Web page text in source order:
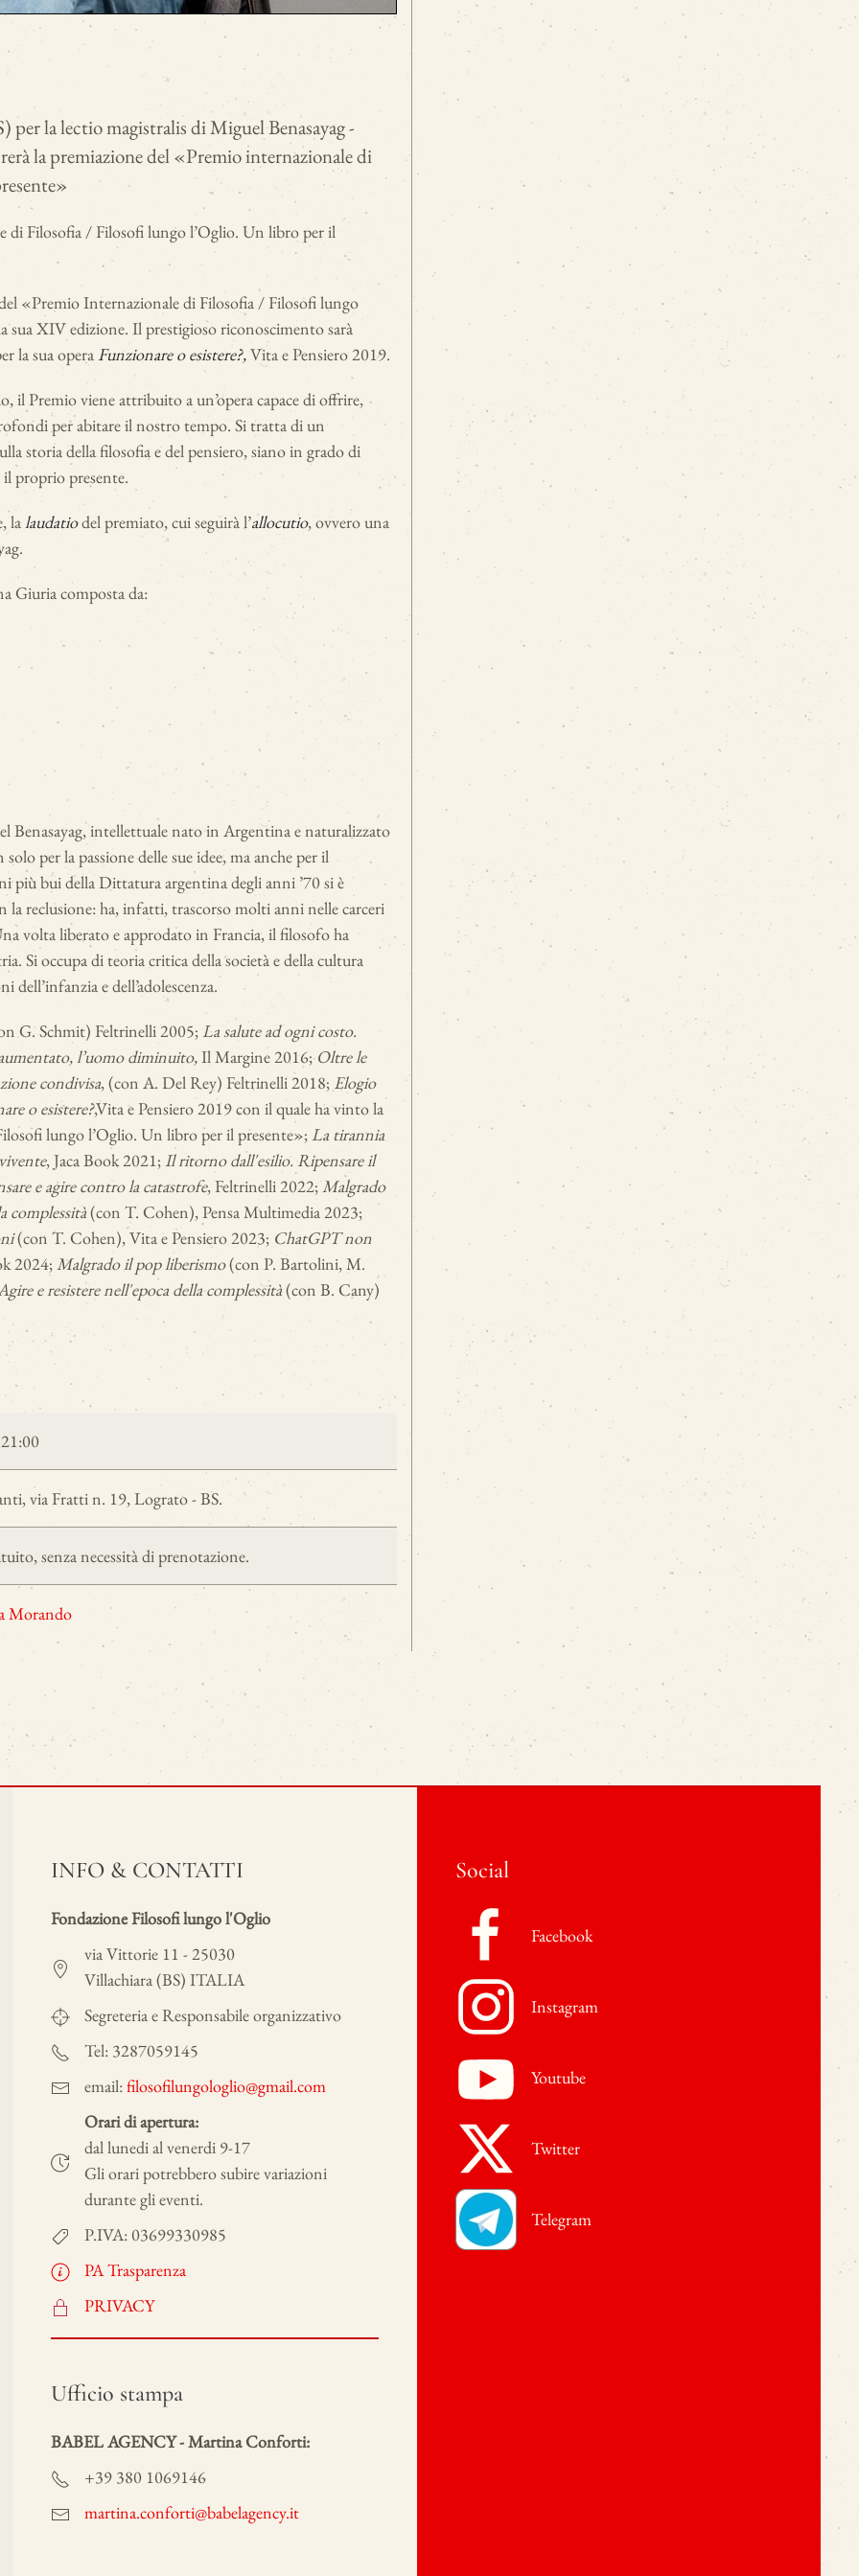
per la lectio magistralis di Miguel Benasayag -
la premiazione del «Premio internazionale di
Filosofia / Filosofi lungo l’Oglio. Un libro per il
«Premio Internazionale di Filosofia / Filosofi lungo
sua XIV edizione. Il prestigioso riconoscimento sarà
la sua opera Funzionare o esistere?,Vita e Pensiero 2019.
il Premio viene attribuito a un’opera capace di offrire,
per abitare il nostro tempo. Si tratta di un
storia della filosofia e del pensiero, siano in grado di
proprio presente.
lalaudatiodel premiato, cui seguirà l’allocutio, ovvero una
Giuria composta da:
Benasayag, intellettuale nato in Argentina e naturalizzato
per la passione delle sue idee, ma anche per il
più bui della Dittatura argentina degli anni ’70 si è
la reclusione: ha, infatti, trascorso molti anni nelle carceri
volta liberato e approdato in Francia, il filosofo ha
Si occupa di teoria critica della società e della cultura
e dell’adolescenza.
G. Schmit) Feltrinelli 2005;La salute ad ogni costo.
l’uomo diminuito,Il Margine 2016;Oltre le
condivisa, (con A. Del Rey) Feltrinelli 2018; Elogio
o esistere?,Vita e Pensiero 2019 con il quale ha vinto la
lungo l’Oglio. Un libro per il presente»;La tirannia
, Jaca Book 2021;Il ritorno dall'esilio. Ripensare il
e agire contro la catastrofe, Feltrinelli 2022;Malgrado
complessità(con T. Cohen), Pensa Multimedia 2023;
(con T. Cohen), Vita e Pensiero 2023; ChatGPT non
2024;Malgrado il pop liberismo(con P. Bartolini, M.
e resistere nell'epoca della complessità(con B. Cany)
via Fratti n. 19, Lograto - BS.
senza necessità di prenotazione.
Morando
INFO & CONTATTI
Fondazione Filosofi lungo l'Oglio
via Vittorie 11 - 25030
Villachiara (BS) ITALIA
Segreteria e Responsabile organizzativo
Tel: 3287059145
email:filosofilungologlio@gmail.com
Orari di apertura:
dal lunedi al venerdi 9-17
Gli orari potrebbero subire variazioni
durante gli eventi.
P.IVA: 03699330985
PA Trasparenza
PRIVACY
Ufficio stampa
BABEL AGENCY - Martina Conforti:
+39 380 1069146
martina.conforti@babelagency.it
Social
Facebook
Instagram
Youtube
Twitter
Telegram